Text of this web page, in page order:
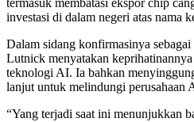
investasi di dalam negeri atas nama
Dalam sidang konfirmasinya
Lutnick menyatakan
teknologi AI. Ia bahkan
lanjut untuk melindungi perusahaan
“Yang terjadi saat ini menunjukkan